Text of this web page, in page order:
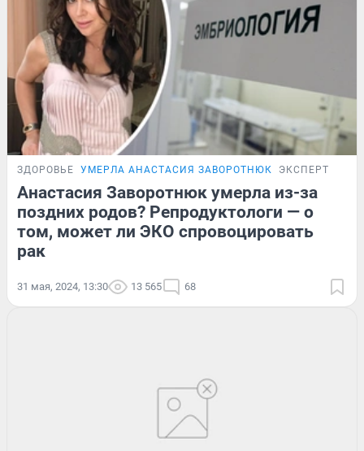
ЗДОРОВЬЕ УМЕРЛА АНАСТАСИЯ ЗАВОРОТНЮК ЭКСПЕРТ
Анастасия Заворотнюк умерла из-за
поздних родов? Репродуктологи — о
том, может ли ЭКО спровоцировать
рак
31 мая, 2024, 13:30 13 565 68